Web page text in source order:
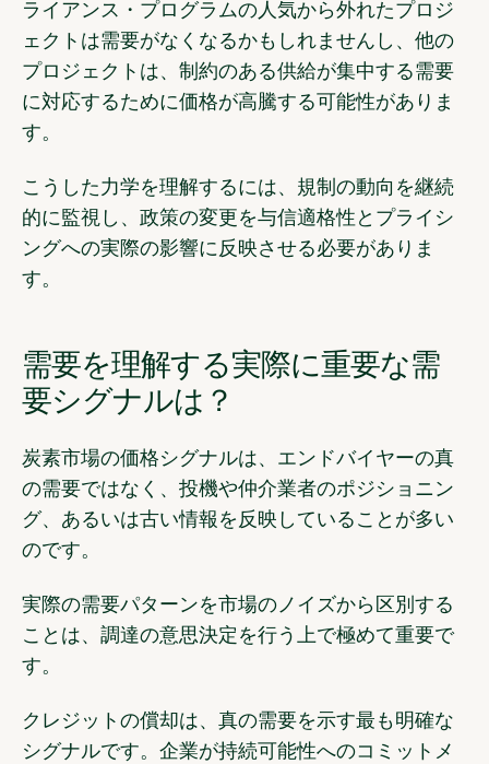
ライアンス・プログラムの人気から外れたプロジ
ェクトは需要がなくなるかもしれませんし、他の
プロジェクトは、制約のある供給が集中する需要
に対応するために価格が高騰する可能性がありま
す。
こうした力学を理解するには、規制の動向を継続
的に監視し、 政策の変更を与信適格性とプライシ
ングへの実際の影響に反映させる必要がありま
す。
需要を理解する実際に重要な需
要シグナルは？
炭素市場の価格シグナルは、エンドバイヤーの真
の需要ではなく、投機や仲介業者のポジショニン
グ、あるいは古い情報を反映していることが多い
のです。
実際の需要パターンを市場のノイズから区別する
ことは、調達の意思決定を行う上で極めて重要で
す。
クレジットの償却は、真の需要を示す最も明確な
シグナルです。企業が持続可能性へのコミットメ